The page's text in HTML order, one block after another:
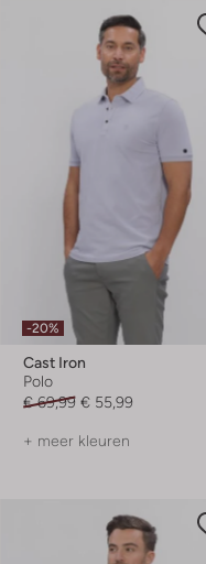
-20%
Cast Iron
Polo
€ 69,99 € 55,99
+ meer kleuren